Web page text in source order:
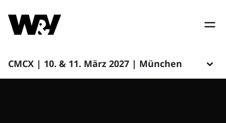
CMCX | 10. & 11. März 2027 | München